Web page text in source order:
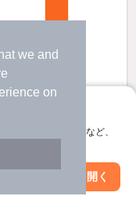
we and
on
屋探し
やお気に入り保存など、
アプリを開く
絞り込み条件を変更